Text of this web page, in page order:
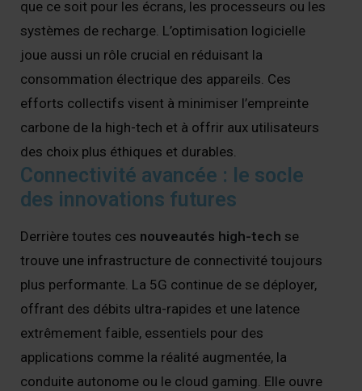
que ce soit pour les écrans, les processeurs ou les
systèmes de recharge. L’optimisation logicielle
joue aussi un rôle crucial en réduisant la
consommation électrique des appareils. Ces
efforts collectifs visent à minimiser l’empreinte
carbone de la high-tech et à offrir aux utilisateurs
des choix plus éthiques et durables.
Connectivité avancée : le socle
des innovations futures
Derrière toutes ces nouveautés high-tech se
trouve une infrastructure de connectivité toujours
plus performante. La 5G continue de se déployer,
offrant des débits ultra-rapides et une latence
extrêmement faible, essentiels pour des
applications comme la réalité augmentée, la
conduite autonome ou le cloud gaming. Elle ouvre